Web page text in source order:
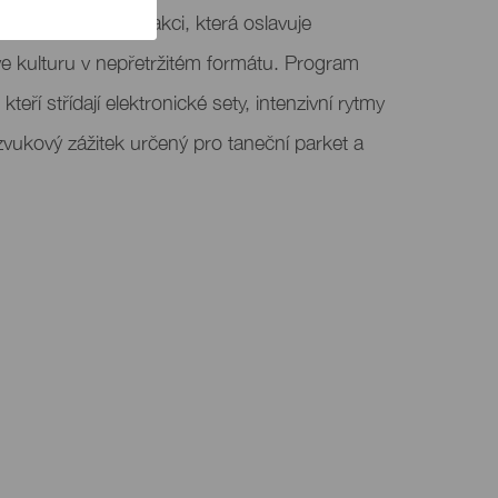
hudební akci, která oslavuje
kulturu v nepřetržitém formátu. Program
střídají elektronické sety, intenzivní rytmy
zážitek určený pro taneční parket a